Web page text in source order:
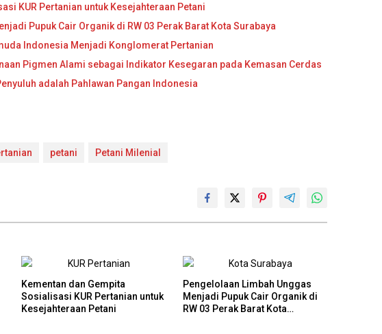
KUR Pertanian untuk Kesejahteraan Petani
Pupuk Cair Organik di RW 03 Perak Barat Kota Surabaya
Indonesia Menjadi Konglomerat Pertanian
Pigmen Alami sebagai Indikator Kesegaran pada Kemasan Cerdas
adalah Pahlawan Pangan Indonesia
petani Petani Milenial
Kementan dan Gempita
Sosialisasi KUR Pertanian untuk
Kesejahteraan Petani
Pengelolaan Limbah Unggas
Menjadi Pupuk Cair Organik di
RW 03 Perak Barat Kota